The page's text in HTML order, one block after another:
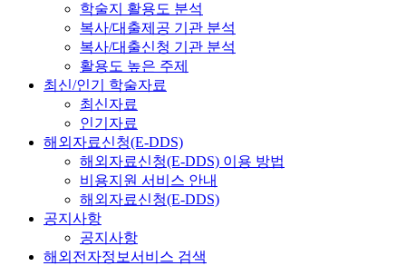
학술지 활용도 분석
복사/대출제공 기관 분석
복사/대출신청 기관 분석
활용도 높은 주제
최신/인기 학술자료
최신자료
인기자료
해외자료신청(E-DDS)
해외자료신청(E-DDS) 이용 방법
비용지원 서비스 안내
해외자료신청(E-DDS)
공지사항
공지사항
해외전자정보서비스 검색